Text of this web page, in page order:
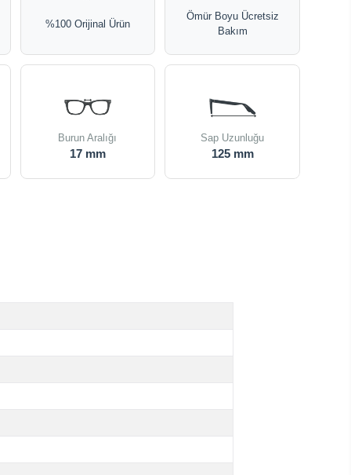
%100 Orijinal Ürün
Ömür Boyu Ücretsiz
Bakım
Burun Aralığı
17 mm
Sap Uzunluğu
125 mm